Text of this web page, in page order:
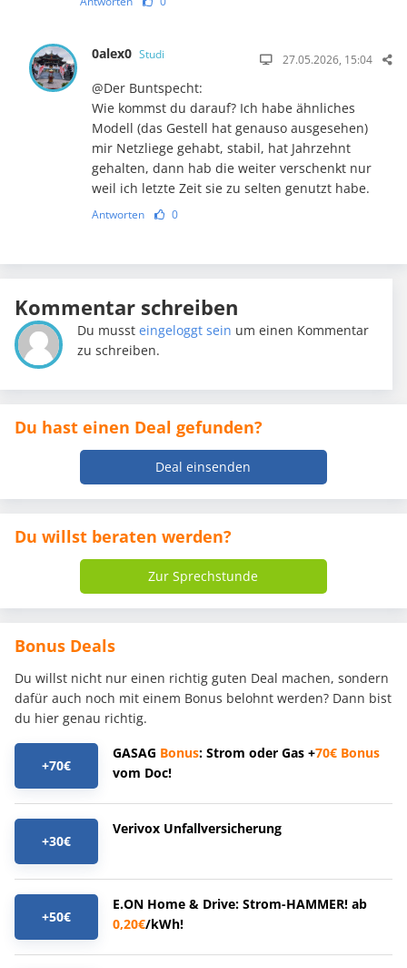
0alex0 Studi 27.05.2026, 15:04
@Der Buntspecht:
Wie kommst du darauf? Ich habe ähnliches
Modell (das Gestell hat genauso ausgesehen)
mir Netzliege gehabt, stabil, hat Jahrzehnt
gehalten, dann hab die weiter verschenkt nur
weil ich letzte Zeit sie zu selten genutzt habe.
Antworten 0
Kommentar schreiben
Du mussteingeloggt sein um einen Kommentar
zu schreiben.
Du hast einen Deal gefunden?
Deal einsenden
Du willst beraten werden?
Zur Sprechstunde
Bonus Deals
Du willst nicht nur einen richtig guten Deal machen, sondern
dafür auch noch mit einem Bonus belohnt werden? Dann bist
du hier genau richtig.
+70€
GASAG Bonus: Strom oder Gas +70€ Bonus
vom Doc!
+30€
Verivox Unfallversicherung
+50€
E.ON Home & Drive: Strom-HAMMER! ab
0,20€/kWh!